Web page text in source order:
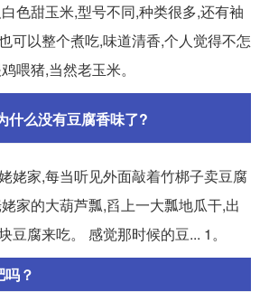
色甜玉米,型号不同,种类很多,还有袖
可以整个煮吃,味道清香,个人觉得不怎
喂猪,当然老玉米。
什么没有豆腐香味了?
姥家,每当听见外面敲着竹梆子卖豆腐
家的大葫芦瓢,舀上一大瓢地瓜干,出
豆腐来吃。 感觉那时候的豆... 1。
？